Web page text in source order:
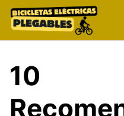
Skip
10